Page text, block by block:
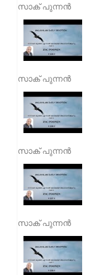
സാക് പുന്നൻ
സാക് പുന്നൻ
സാക് പുന്നൻ
സാക് പുന്നൻ